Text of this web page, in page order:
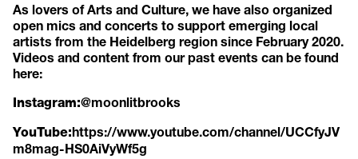
As lovers of Arts and Culture, we have also organized
open mics and concerts to support emerging local
artists from the Heidelberg region since February 2020.
Videos and content from our past events can be found
here:
Instagram:@moonlitbrooks
YouTube:https://www.youtube.com/channel/UCCfyJV
m8mag-HS0AiVyWf5g